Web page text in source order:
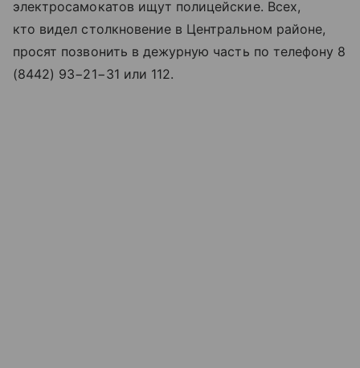
электросамокатов ищут полицейские. Всех,
кто видел столкновение в Центральном районе,
просят позвонить в дежурную часть по телефону 8
(8442) 93−21−31 или 112.